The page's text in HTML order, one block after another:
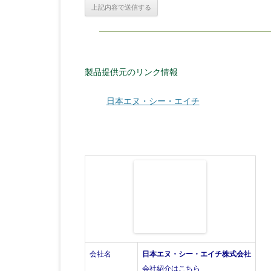
製品提供元のリンク情報
日本エヌ・シー・エイチ
会社名
日本エヌ・シー・エイチ株式会社
会社紹介はこちら